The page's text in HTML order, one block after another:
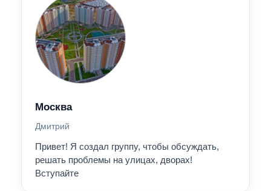
Москва
Дмитрий
Привет! Я создал группу, чтобы обсуждать,
решать проблемы на улицах, дворах!
Вступайте